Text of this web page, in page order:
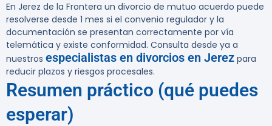
En Jerez de la Frontera un divorcio de mutuo acuerdo puede
resolverse desde 1 mes si el convenio regulador y la
documentación se presentan correctamente por vía
telemática y existe conformidad. Consulta desde ya a
nuestros especialistas en divorcios en Jerez para
reducir plazos y riesgos procesales.
Resumen práctico (qué puedes
esperar)